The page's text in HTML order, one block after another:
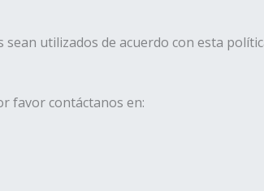
utilizados de acuerdo con esta
favor contáctanos en: